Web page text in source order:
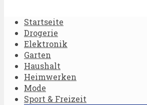
Startseite
Drogerie
Elektronik
Garten
Haushalt
Heimwerken
Mode
Sport & Freizeit